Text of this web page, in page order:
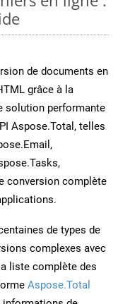
de documents en
grâce à la
solution performante
Aspose.Total, telles
conversion complète
de types de
complexes avec
liste complète des
Aspose.Total